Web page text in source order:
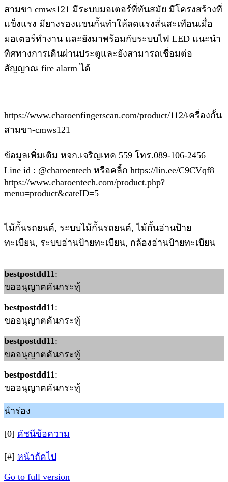
สามขา cmws121 มีระบบมอเตอร์ที่ทันสมัย มีโครงสร้างที่
แข็งแรง มียางรองแขนกั้นทำให้ลดแรงสั่นสะเทือนเมื่อ
มอเตอร์ทำงาน และยังมาพร้อมกับระบบไฟ LED แนะนำ
ทิศทางการเดินผ่านประตูและยังสามารถเชื่อมต่อ
สัญญาณ fire alarm ได้
https://www.charoenfingerscan.com/product/112/เครื่องกั้น
สามขา-cmws121
ข้อมูลเพิ่มเติม หจก.เจริญเทค 559 โทร.089-106-2456
Line id : @charoentech หรือคลิ้ก https://lin.ee/C9CVqf8
https://www.charoentech.com/product.php?
menu=product&cateID=5
ไม้กั้นรถยนต์, ระบบไม้กั้นรถยนต์, ไม้กั้นอ่านป้าย
ทะเบียน, ระบบอ่านป้ายทะเบียน, กล้องอ่านป้ายทะเบียน
bestpostdd11:
ขออนุญาตดันกระทู้
bestpostdd11:
ขออนุญาตดันกระทู้
bestpostdd11:
ขออนุญาตดันกระทู้
bestpostdd11:
ขออนุญาตดันกระทู้
นำร่อง
[0] ดัชนีข้อความ
[#] หน้าถัดไป
Go to full version